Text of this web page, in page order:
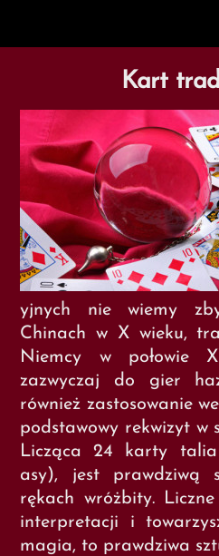
Kart
yjnych nie wiemy
Chinach w X wieku,
Niemcy w połowie
zazwyczaj do gier
również zastosowanie
podstawowy rekwizyt w
Licząca 24 karty
asy), jest prawdziwą
rękach wróżbity.
interpretacji i
magia, to prawdziwa